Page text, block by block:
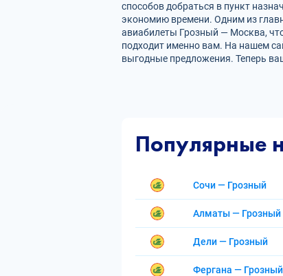
способов добраться в пункт
экономию времени. Одним из
авиабилеты Грозный — Москва,
подходит именно вам. На нашем
выгодные предложения. Теперь
Популярные
Сочи — Грозный
Алматы — Грозный
Дели — Грозный
Фергана — Грозный